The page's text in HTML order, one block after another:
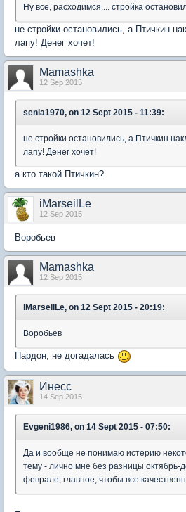
Ну все, расходимся.... стройка
не стройки остановились, а Птичкин
лапу! Денег хочет!
Mamashka
12 Sep 2015
senia1970, on 12 Sept 2015 - 11:39:
не стройки остановились, а Птичкин
лапу! Денег хочет!
а кто такой Птичкин?
iMarseilLe
12 Sep 2015
Воробьев
Mamashka
12 Sep 2015
iMarseilLe, on 12 Sept 2015 - 20:19:
Воробьев
Пардон, не догадалась
Инесс
14 Sep 2015
Evgeni1986, on 14 Sept 2015 - 07:50:
Да и вообще не понимаю истерию
тему - лично мне без разницы октябрь-
феврале, главное, чтобы все